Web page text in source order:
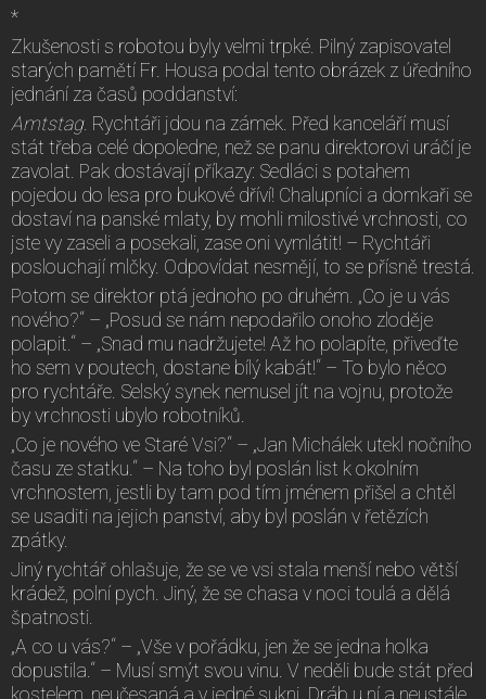
*
Zkušenosti s robotou byly velmi trpké. Pilný zapisovatel
starých pamětí Fr. Housa podal tento obrázek z úředního
jednání za časů poddanství:
Amtstag. Rychtáři jdou na zámek. Před kanceláří musí
stát třeba celé dopoledne, než se panu direktorovi uráčí je
zavolat. Pak dostávají příkazy: Sedláci s potahem
pojedou do lesa pro bukové dříví! Chalupníci a domkaři se
dostaví na panské mlaty, by mohli milostivé vrchnosti, co
jste vy zaseli a posekali, zase oni vymlátit! – Rychtáři
poslouchají mlčky. Odpovídat nesmějí, to se přísně trestá.
Potom se direktor ptá jednoho po druhém. „Co je u vás
nového?“ – „Posud se nám nepodařilo onoho zloděje
polapit.“ – „Snad mu nadržujete! Až ho polapíte, přiveďte
ho sem v poutech, dostane bílý kabát!“ – To bylo něco
pro rychtáře. Selský synek nemusel jít na vojnu, protože
by vrchnosti ubylo robotníků.
„Co je nového ve Staré Vsi?“ – „Jan Michálek utekl nočního
času ze statku.“ – Na toho byl poslán list k okolním
vrchnostem, jestli by tam pod tím jménem přišel a chtěl
se usaditi na jejich panství, aby byl poslán v řetězích
zpátky.
Jiný rychtář ohlašuje, že se ve vsi stala menší nebo větší
krádež, polní pych. Jiný, že se chasa v noci toulá a dělá
špatnosti.
„A co u vás?“ – „Vše v pořádku, jen že se jedna holka
dopustila.“ – Musí smýt svou vinu. V neděli bude stát před
kostelem, neučesaná a v jedné sukni. Dráb u ní a neustále